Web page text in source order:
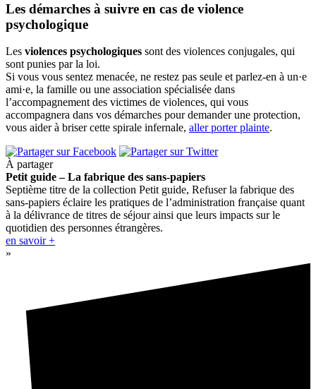
Les démarches à suivre en cas de violence
psychologique
Les violences psychologiques sont des violences conjugales, qui
sont punies par la loi.
Si vous vous sentez menacée, ne restez pas seule et parlez-en à un·e
ami·e, la famille ou une association spécialisée dans
l’accompagnement des victimes de violences, qui vous
accompagnera dans vos démarches pour demander une protection,
vous aider à briser cette spirale infernale, aller porter plainte.
À partager
Petit guide – La fabrique des sans-papiers
Septième titre de la collection Petit guide, Refuser la fabrique des
sans-papiers éclaire les pratiques de l’administration française quant
à la délivrance de titres de séjour ainsi que leurs impacts sur le
quotidien des personnes étrangères.
en savoir +
»